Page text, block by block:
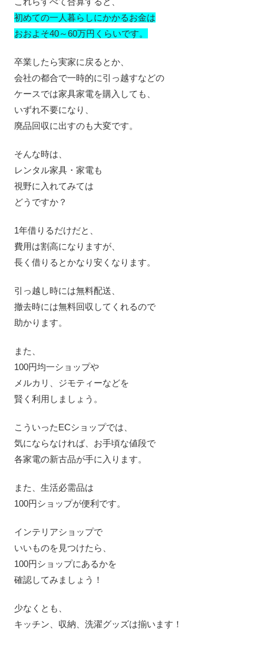
初めての一人暮らしにかかるお金は
おおよそ40～60万円くらいです。
卒業したら実家に戻るとか、
会社の都合で一時的に引っ越すなどの
ケースでは家具家電を購入しても、
いずれ不要になり、
廃品回収に出すのも大変です。
そんな時は、
レンタル家具・家電も
視野に入れてみては
どうですか？
1年借りるだけだと、
費用は割高になりますが、
長く借りるとかなり安くなります。
引っ越し時には無料配送、
撤去時には無料回収してくれるので
助かります。
また、
100円均一ショップや
メルカリ、ジモティーなどを
賢く利用しましょう。
こういったECショップでは、
気にならなければ、お手頃な値段で
各家電の新古品が手に入ります。
また、生活必需品は
100円ショップが便利です。
インテリアショップで
いいものを見つけたら、
100円ショップにあるかを
確認してみましょう！
少なくとも、
キッチン、収納、洗濯グッズは揃います！